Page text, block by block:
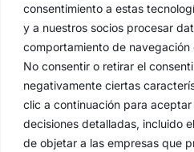
consentimiento a estas
y a nuestros socios procesar
comportamiento de navegación
No consentir o retirar el
negativamente ciertas
clic a continuación para
decisiones detalladas, incluido
de objetar a las empresas que
Compartir
Pontificia, Real, Ilustre y
Sacramental y Cofradía de